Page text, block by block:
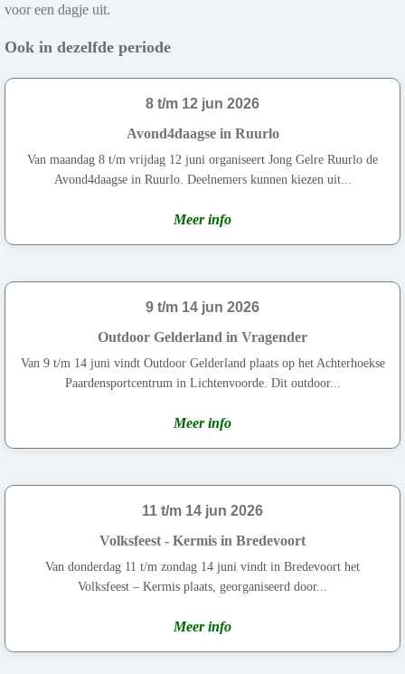
voor een dagje uit.
Ook in dezelfde periode
8 t/m 12 jun 2026
Avond4daagse in Ruurlo
Van maandag 8 t/m vrijdag 12 juni organiseert Jong Gelre Ruurlo de
Avond4daagse in Ruurlo. Deelnemers kunnen kiezen uit...
Meer info
9 t/m 14 jun 2026
Outdoor Gelderland in Vragender
Van 9 t/m 14 juni vindt Outdoor Gelderland plaats op het Achterhoekse
Paardensportcentrum in Lichtenvoorde. Dit outdoor...
Meer info
11 t/m 14 jun 2026
Volksfeest - Kermis in Bredevoort
Van donderdag 11 t/m zondag 14 juni vindt in Bredevoort het
Volksfeest – Kermis plaats, georganiseerd door...
Meer info